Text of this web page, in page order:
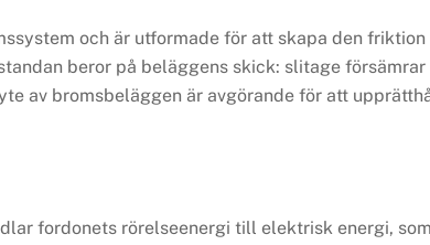
och är utformade för att skapa den friktion
beror på beläggens skick: slitage försämrar
av bromsbeläggen är avgörande för att
fordonets rörelseenergi till elektrisk energi, som